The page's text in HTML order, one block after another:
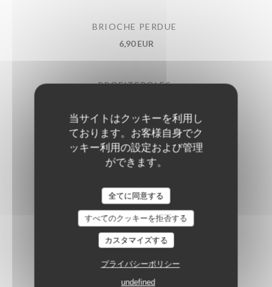
当サイトはクッキーを利用し
ております。お客様自身でク
ッキー利用の設定および管理
ができます。
全てに同意する
すべてのクッキーを拒否する
カスタマイズする
プライバシーポリシー
undefined
BRIOCHE PERDUE
6,90 EUR
PROFITEROLES
DESSERT DU JOUR
CAFÉ GOURMAND
8,00 EUR
THÉ GOURMAND
8,00 EUR
Estaminet Les quatre Chemins